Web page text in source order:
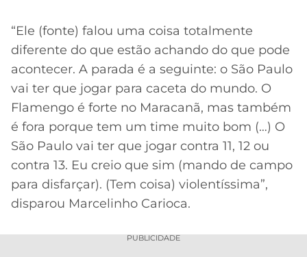
“Ele (fonte) falou uma coisa totalmente
diferente do que estão achando do que pode
acontecer. A parada é a seguinte: o São Paulo
vai ter que jogar para caceta do mundo. O
Flamengo é forte no Maracanã, mas também
é fora porque tem um time muito bom (…) O
São Paulo vai ter que jogar contra 11, 12 ou
contra 13. Eu creio que sim (mando de campo
para disfarçar). (Tem coisa) violentíssima”,
disparou Marcelinho Carioca.
PUBLICIDADE